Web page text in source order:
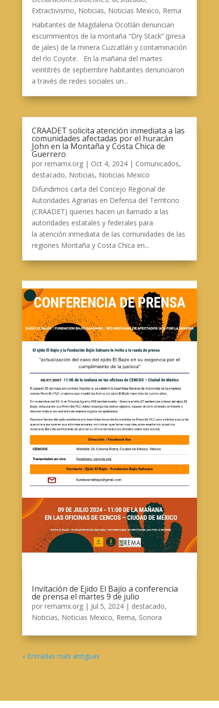
Extractivismo, Noticias, Noticias Mexico, Rema
Habitantes de Magdalena Ocotlán denuncian
escurrimientos de la montaña “Dry Stack” (presa
de jales) de la minera Cuzcatlán y contaminación
del río Coyote. En la mañana del martes
veintitrés de septiembre habitantes denunciaron
a través de redes sociales un...
CRAADET solicita atención inmediata a las
comunidades afectadas por el huracán
John en la Montaña y Costa Chica de
Guerrero
por remamx.org| Oct 4, 2024| Comunicados,
destacado, Noticias, Noticias Mexico
Difundimos carta del Concejo Regional de
Autoridades Agrarias en Defensa del Territorio
(CRAADET) quienes hacen un llamado a las
autoridades estatales y federales para
la atención inmediata de las comunidades de las
regiones Montaña y Costa Chica en...
Invitación de Ejido El Bajío a conferencia
de prensa el martes 9 de julio
por remamx.org| Jul 5, 2024| destacado,
Noticias, Noticias Mexico, Rema, Sonora
« Entradas más antiguas